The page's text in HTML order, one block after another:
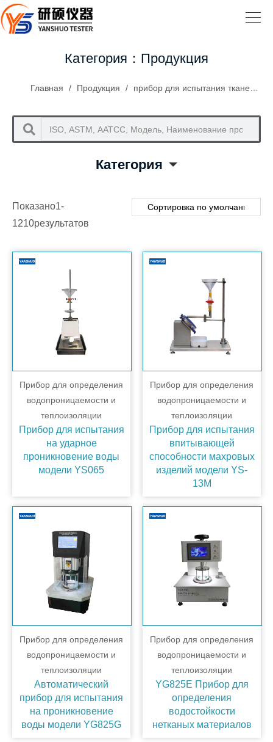
Категория：Продукция
Главная / Продукция / прибор для испытания тканей
Категория
Показано1-
1210результатов
Прибор для определения
водопроницаемости и
теплоизоляции
Прибор для испытания
на ударное
проникновение воды
модели YS065
Прибор для определения
водопроницаемости и
теплоизоляции
Прибор для испытания
впитывающей
способности махровых
изделий модели YS-
13M
Прибор для определения
водопроницаемости и
теплоизоляции
Автоматический
прибор для испытания
на проникновение
воды модели YG825G
Прибор для определения
водопроницаемости и
теплоизоляции
YG825E Прибор для
определения
водостойкости
нетканых материалов